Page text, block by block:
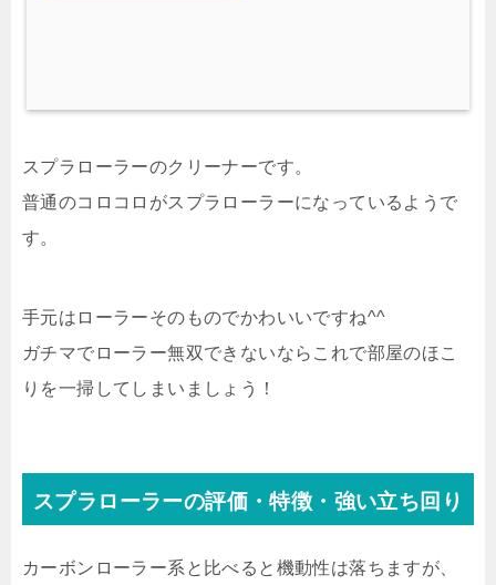
スプラローラーのクリーナーです。
普通のコロコロがスプラローラーになっているようで
す。
手元はローラーそのものでかわいいですね^^
ガチマでローラー無双できないならこれで部屋のほこ
りを一掃してしまいましょう！
スプラローラーの評価・特徴・強い立ち回り
カーボンローラー系と比べると機動性は落ちますが、